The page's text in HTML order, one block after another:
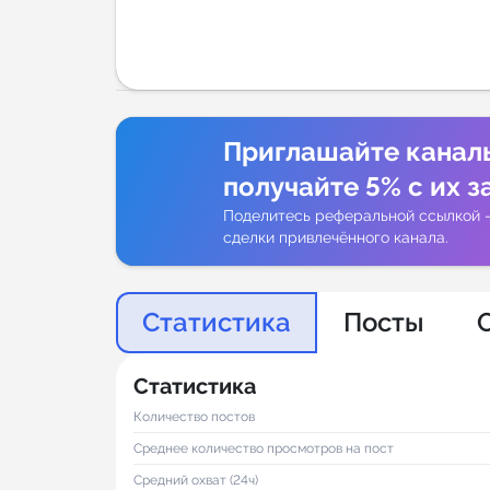
Приглашайте
получайте 5% с их
Поделитесь реферальной ссылкой
сделки привлечённого канала.
Статистика Посты
Статистика
Количество постов
Среднее количество просмотров на пост
Средний охват (24ч)